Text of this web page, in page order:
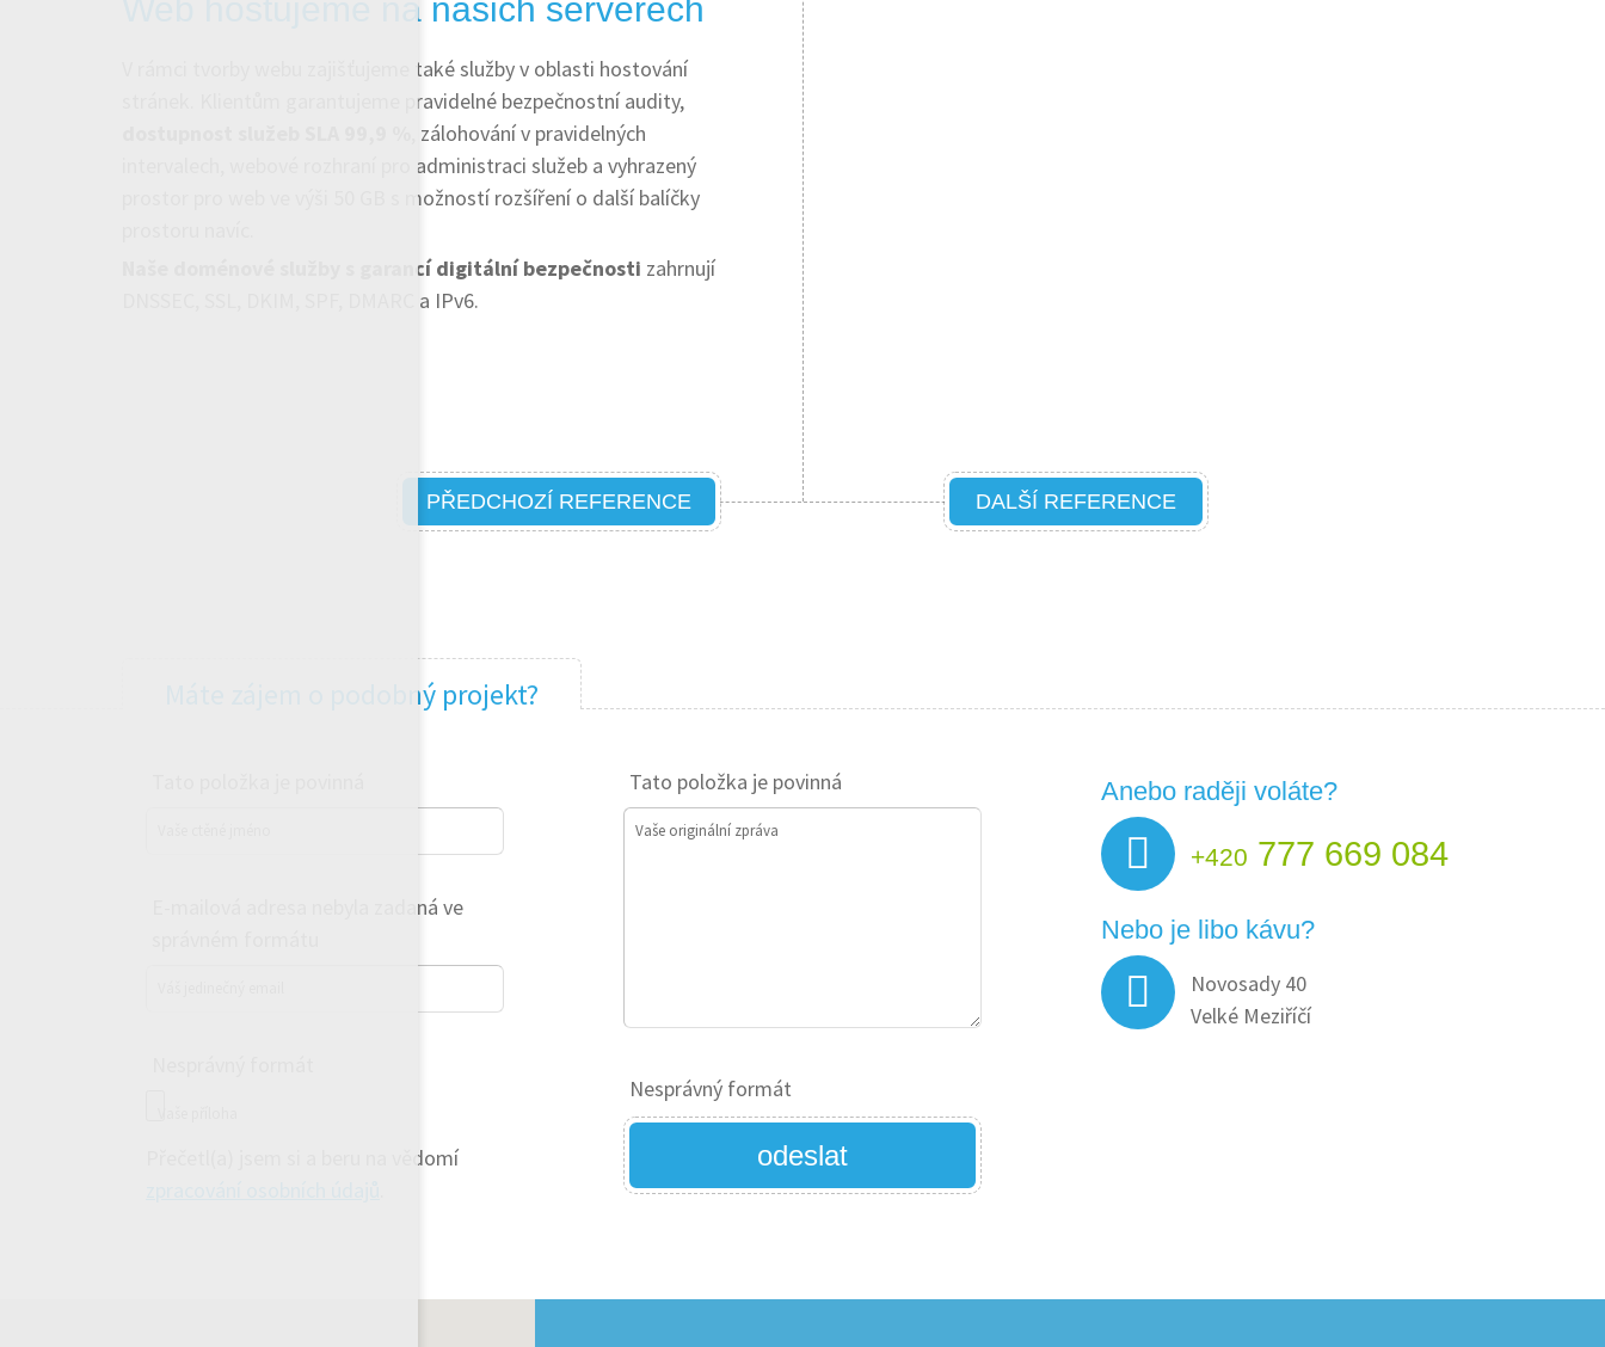
Web hostujeme na našich serverech
V rámci tvorby webu zajišťujeme také služby v oblasti hostování
stránek. Klientům garantujeme pravidelné bezpečnostní audity,
, zálohování v pravidelných
intervalech, webové rozhraní pro administraci služeb a vyhrazený
prostor pro web ve výši 50 GB s možností rozšíření o další balíčky
Naše doménové služby s garancí digitální bezpečnosti zahrnují
DNSSEC, SSL, DKIM, SPF, DMARC a IPv6.
PŘEDCHOZÍ REFERENCE DALŠÍ REFERENCE
Máte zájem o podobný projekt?
E-mailová adresa nebyla zadaná ve
Přečetl(a) jsem si a beru na vědomí
Tato položka je povinná
Vaše originální zpráva
Nesprávný formát
odeslat
Anebo raději voláte?
+420 777 669 084
Nebo je libo kávu?
Novosady 40
Velké Meziříčí